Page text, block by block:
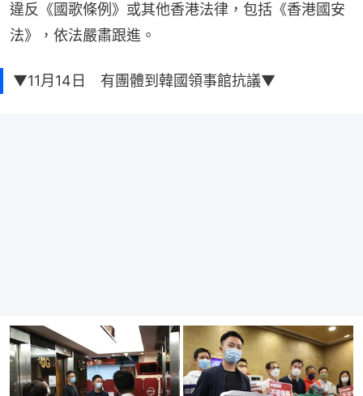
違反《國歌條例》或其他香港法律，包括《香港國安
法》，依法嚴肅跟進。
▼11月14日 有團體到韓國領事館抗議▼